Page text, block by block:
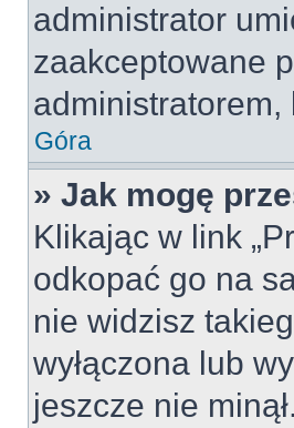
administrator
zaakceptowane
administratorem,
Góra
» Jak mogę
Klikając w link
odkopać go na
nie widzisz
wyłączona lub
jeszcze nie